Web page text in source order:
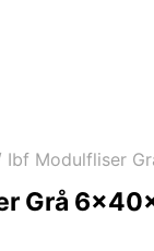
Ibf Modulfliser
Grå